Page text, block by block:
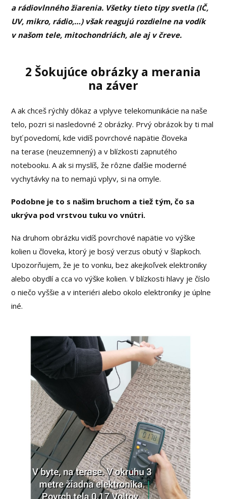
a rádiovlnného žiarenia. Všetky tieto tipy svetla (IČ,
UV, mikro, rádio,…) však reagujú rozdielne na vodík
v našom tele, mitochondriách, ale aj v čreve.
2 Šokujúce obrázky a merania
na záver
A ak chceš rýchly dôkaz a vplyve telekomunikácie na naše
telo, pozri si nasledovné 2 obrázky. Prvý obrázok by ti mal
byť povedomí, kde vidíš povrchové napätie človeka
na terase (neuzemnený) a v blízkosti zapnutého
notebooku. A ak si myslíš, že rôzne ďalšie moderné
vychytávky na to nemajú vplyv, si na omyle.
Podobne je to s našim bruchom a tiež tým, čo sa
ukrýva pod vrstvou tuku vo vnútri.
Na druhom obrázku vidíš povrchové napätie vo výške
kolien u človeka, ktorý je bosý verzus obutý v šlapkoch.
Upozorňujem, že je to vonku, bez akejkoľvek elektroniky
alebo obydlí a cca vo výške kolien. V blízkosti hlavy je číslo
o niečo vyššie a v interiéri alebo okolo elektroniky je úplne
iné.